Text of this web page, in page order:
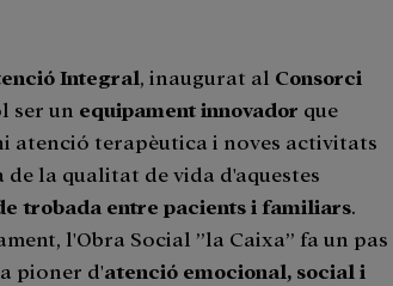
Integral , inaugurat al Consorci
ser un equipament innovador que
atenció terapèutica i noves activitats
la qualitat de vida d'aquestes
trobada entre pacients i familiars
l'Obra Social ”la Caixa” fa un pas
pioner d'atenció emocional, social i